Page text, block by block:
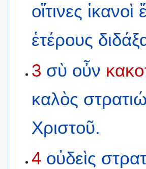
οἵτινες ἱκανοὶ
ἑτέρους
3 σὺ οὖν
καλὸς
Χριστοῦ.
4 οὐδεὶς